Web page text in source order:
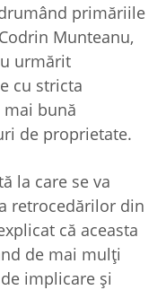
primăriile
Munteanu,
urmărit
cu stricta
bună
de proprietate.
la care se va
retrocedărilor din
că aceasta
de mai mulţi
implicare şi